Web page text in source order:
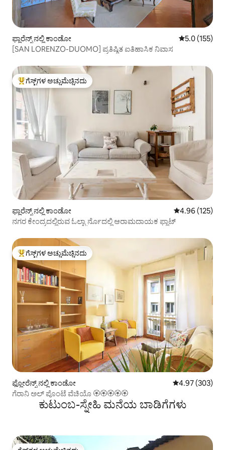
ಫ್ಲಾರೆನ್ಸ್ ನಲ್ಲಿ ಕಾಂಡೋ 5 ರಲ್ಲಿ 5.0
5.0 (155)
[SAN LORENZO-DUOMO] ಪ್ರತಿಷ್ಠಿತ ಐತಿಹಾಸಿಕ ನಿವಾಸ
ಗೆಸ್ಟ್‌ಗಳಿಗೆ ಅತಿ ಹೆಚ್ಚು ಅಚ್ಚುಮೆಚ್ಚಿನದು
ಗೆಸ್ಟ್‌ಗಳ ಅಚ್ಚುಮೆಚ್ಚಿನದು
ಫ್ಲಾರೆನ್ಸ್ ನಲ್ಲಿ ಕಾಂಡೋ 5 ರಲ್ಲಿ 4.96
4.96 (125)
ನಗರ ಕೇಂದ್ರದಲ್ಲಿರುವ ಓಲ್ಟ್ರಾರ್ನೊದಲ್ಲಿ ಆರಾಮದಾಯಕ ಫ್ಲಾಟ್
ಗೆಸ್ಟ್‌ಗಳಿಗೆ ಅತಿ ಹೆಚ್ಚು ಅಚ್ಚುಮೆಚ್ಚಿನದು
ಗೆಸ್ಟ್‌ಗಳ ಅಚ್ಚುಮೆಚ್ಚಿನದು
ಫ್ಲೋರೆನ್ಸ್ ನಲ್ಲಿ ಕಾಂಡೋ 5 ರಲ್ಲಿ 4.97
4.97 (303)
ಗೆರಾನಿ ಅಲ್ ಪೊಂಟೆ ವೆಚಿಯೊ 🏵🏵🏵🏵🏵
ಕುಟುಂಬ-ಸ್ನೇಹಿ ಮನೆಯ ಬಾಡಿಗೆಗಳು